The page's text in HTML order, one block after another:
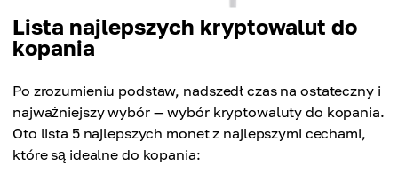
Lista najlepszych kryptowalut do
kopania
Po zrozumieniu podstaw, nadszedł czas na ostateczny i
najważniejszy wybór — wybór kryptowaluty do kopania.
Oto lista 5 najlepszych monet z najlepszymi cechami,
które są idealne do kopania: